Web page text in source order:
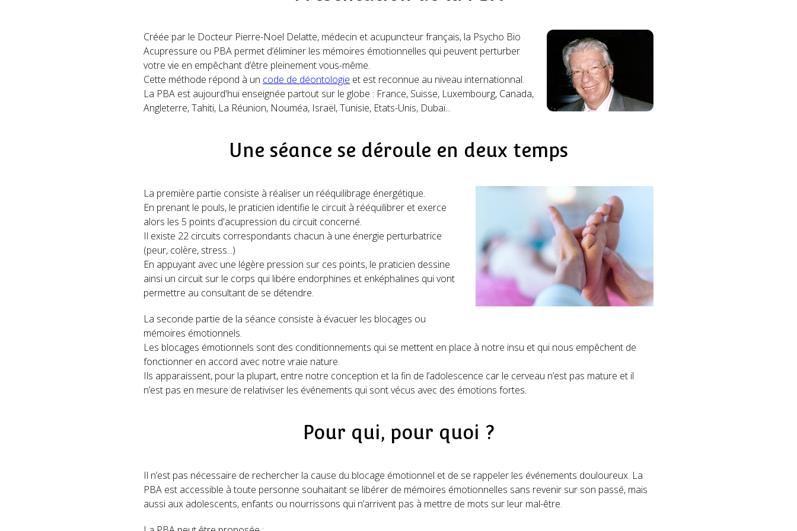
Créée par le Docteur Pierre-Noel Delatte, médecin et acupuncteur français, la Psycho Bio
Acupressure ou PBA permet d’éliminer les mémoires émotionnelles qui peuvent perturber
votre vie en empêchant d’être pleinement vous-même.
Cette méthode répond à un code de déontologie et est reconnue au niveau internationnal.
La PBA est aujourd'hui enseignée partout sur le globe : France, Suisse, Luxembourg, Canada,
Angleterre, Tahiti, La Réunion, Nouméa, Israël, Tunisie, Etats-Unis, Dubaï...
Une séance se déroule en deux temps
La première partie consiste à réaliser un rééquilibrage énergétique.
En prenant le pouls, le praticien identifie le circuit à rééquilibrer et exerce
alors les 5 points d'acupression du circuit concerné.
Il existe 22 circuits correspondants chacun à une énergie perturbatrice
(peur, colère, stress...)
En appuyant avec une légère pression sur ces points, le praticien dessine
ainsi un circuit sur le corps qui libére endorphines et enképhalines qui vont
permettre au consultant de se détendre.
La seconde partie de la séance consiste à évacuer les blocages ou
mémoires émotionnels.
Les blocages émotionnels sont des conditionnements qui se mettent en place à notre insu et qui nous empêchent de
fonctionner en accord avec notre vraie nature.
Ils apparaissent, pour la plupart, entre notre conception et la fin de l’adolescence car le cerveau n’est pas mature et il
n’est pas en mesure de relativiser les événements qui sont vécus avec des émotions fortes.
Pour qui, pour quoi ?
Il n’est pas nécessaire de rechercher la cause du blocage émotionnel et de se rappeler les événements douloureux. La
PBA est accessible à toute personne souhaitant se libérer de mémoires émotionnelles sans revenir sur son passé, mais
aussi aux adolescents, enfants ou nourrissons qui n’arrivent pas à mettre de mots sur leur mal-être.